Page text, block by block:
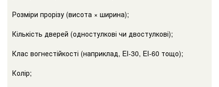
Розміри прорізу (висота × ширина);
Кількість дверей (одностулкові чи двостулкові);
Клас вогнестійкості (наприклад, EI-30, EI-60 тощо);
Колір;